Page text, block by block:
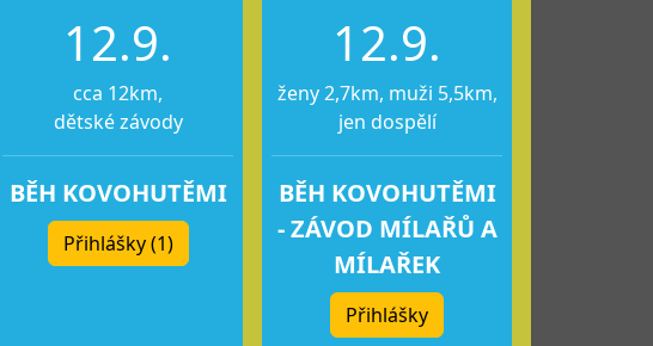
12.9.
cca 12km,
dětské závody
BĚH KOVOHUTĚMI
Přihlášky (1)
12.9.
ženy 2,7km, muži 5,5km,
jen dospělí
BĚH KOVOHUTĚMI
- ZÁVOD MÍLAŘŮ A
MÍLAŘEK
Přihlášky